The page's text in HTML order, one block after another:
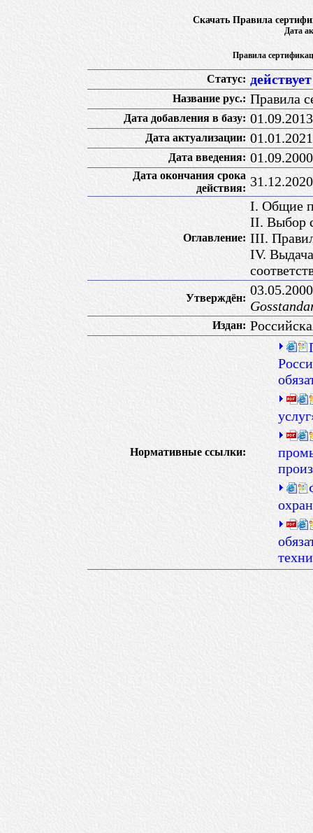
Скачать Правила
Дата
Правила
Статус: действует
Название рус.: Правила
Дата добавления в базу: 01.09.2013
Дата актуализации: 01.01.2021
Дата введения: 01.09.2000
Дата окончания срока
действия: 31.12.2020
Оглавление:
I. Общие
II. Выбор
III.
IV.
Утверждён:
Издан:
Нормативные ссылки: